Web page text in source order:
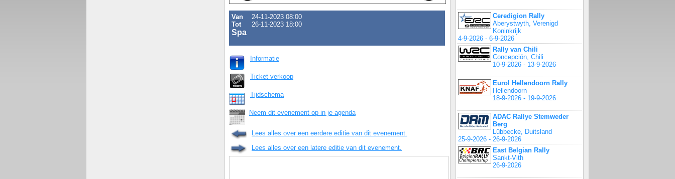
Van
24-11-2023 08:00
Tot
26-11-2023 18:00
Spa
Informatie
Ticket verkoop
Tijdschema
Neem dit evenement op in je agenda
Lees alles over een eerdere editie van dit evenement.
Lees alles over een latere editie van dit evenement.
Ceredigion Rally
Aberystwyth, Verenigd
Koninkrijk
4-9-2026 - 6-9-2026
Rally van Chili
Concepción, Chili
10-9-2026 - 13-9-2026
Eurol Hellendoorn Rally
Hellendoorn
18-9-2026 - 19-9-2026
ADAC Rallye Stemweder
Berg
Lübbecke, Duitsland
25-9-2026 - 26-9-2026
East Belgian Rally
Sankt-Vith
26-9-2026